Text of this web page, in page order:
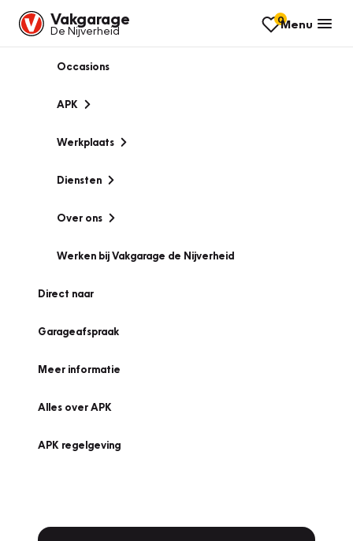
Vakgarage
De Nijverheid
0Menu
Occasions
APK
Werkplaats
Diensten
Over ons
Werken bij Vakgarage de Nijverheid
Direct naar
Garageafspraak
Meer informatie
Alles over APK
APK regelgeving